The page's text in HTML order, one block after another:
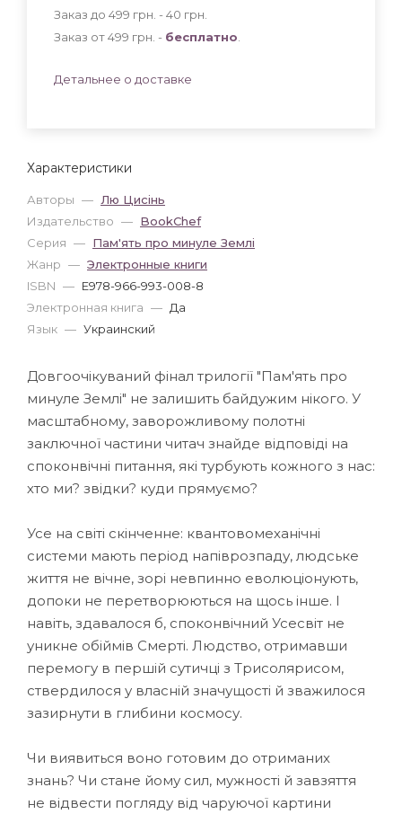
Характеристики
Авторы — Лю Цисінь
Издательство — BookChef
Серия — Пам'ять про минуле Землі
Жанр — Электронные книги
ISBN — E978-966-993-008-8
Электронная книга — Да
Язык — Украинский
Заказ до 499 грн. - 40 грн
Заказ от 499 грн. - бесплатно
Детальнее о доставке
Довгоочікуваний фінал трилогії "Пам'ять про
минуле Землі" не залишить байдужим нікого. У
масштабному, заворожливому полотні
заключної частини читач знайде відповіді на
споконвічні питання, які турбують кожного з нас:
хто ми? звідки? куди прямуємо?
Усе на світі скінченне: квантовомеханічні
системи мають період напіврозпаду, людське
життя не вічне, зорі невпинно еволюціонують,
допоки не перетворюються на щось інше. І
навіть, здавалося б, споконвічний Усесвіт не
уникне обіймів Смерті. Людство, отримавши
перемогу в першій сутичці з Трисолярисом,
ствердилося у власній значущості й зважилося
зазирнути в глибини космосу.
Чи виявиться воно готовим до отриманих
знань? Чи стане йому сил, мужності й завзяття
не відвести погляду від чаруючої картини